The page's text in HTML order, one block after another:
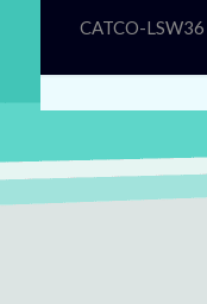
CATCO-LSW36